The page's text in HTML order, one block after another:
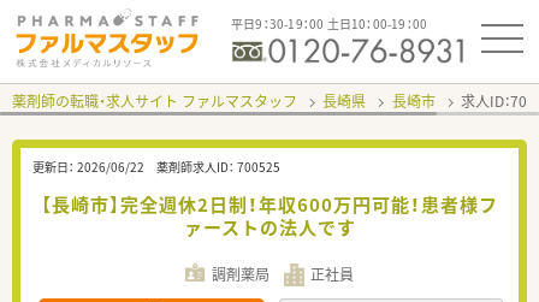
平日9：30-19：00 土日10：00-19：00
薬剤師の転職・求人サイト ファルマスタッフ 長崎県 長崎市 求人ID：
更新日： 2026/06/22 薬剤師求人ID： 700525
【長崎市】完全週休2日制！年収600万円可能！患者様フ
ァーストの法人です
調剤薬局 正社員